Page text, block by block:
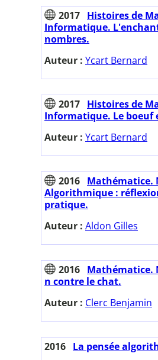
2017 Histoires de
Informatique.
nombres.
Auteur : Ycart Bernard
2017 Histoires de
Informatique. Le boeuf
Auteur : Ycart Bernard
2016 Mathématice.
Algorithmique :
pratique.
Auteur : Aldon Gilles
2016 Mathématice.
n contre le chat.
Auteur : Clerc Benjamin
2016 La pensée